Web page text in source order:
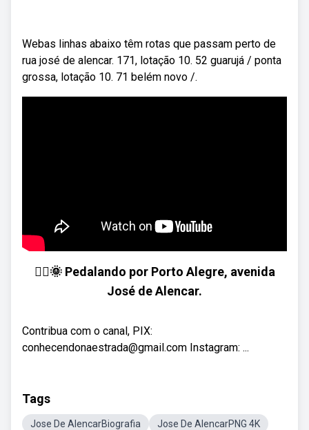
Webas linhas abaixo têm rotas que passam perto de
rua josé de alencar. 171, lotação 10. 52 guarujá / ponta
grossa, lotação 10. 71 belém novo /.
🚴‍♂️🌞 Pedalando por Porto Alegre, avenida
José de Alencar.
Contribua com o canal, PIX:
conhecendonaestrada@gmail.com Instagram: ...
Tags
Jose De AlencarBiografia
Jose De AlencarPNG 4K